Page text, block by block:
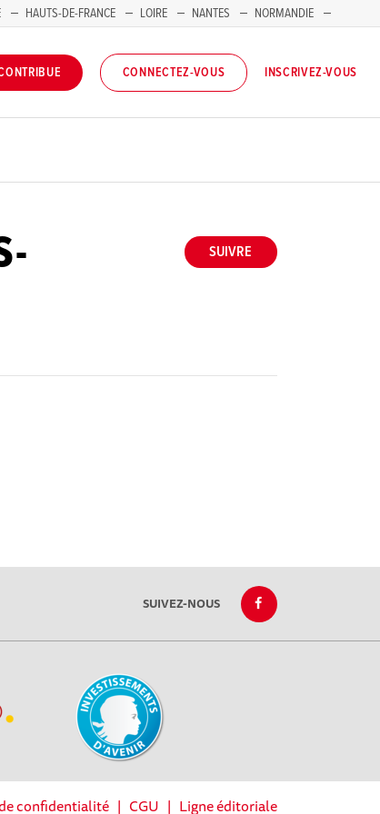
HAUTS-DE-FRANCE LOIRE NANTES
NORMANDIE
CONNECTEZ-VOUS INSCRIVEZ-VOUS
SUIVRE
SUIVEZ-NOUS
confidentialité| CGU | Ligne éditoriale